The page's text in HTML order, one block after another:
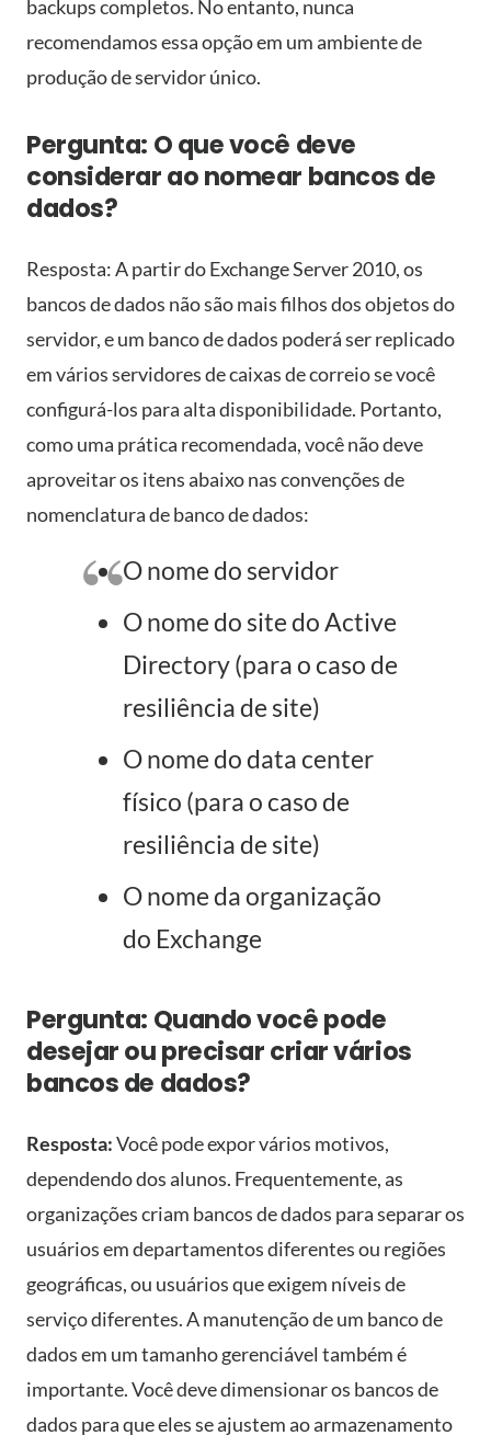
backups completos. No entanto, nunca
recomendamos essa opção em um ambiente de
produção de servidor único.
Pergunta: O que você deve
considerar ao nomear bancos de
dados?
Resposta: A partir do Exchange Server 2010, os
bancos de dados não são mais filhos dos objetos do
servidor, e um banco de dados poderá ser replicado
em vários servidores de caixas de correio se você
configurá-los para alta disponibilidade. Portanto,
como uma prática recomendada, você não deve
aproveitar os itens abaixo nas convenções de
nomenclatura de banco de dados:
O nome do servidor
O nome do site do Active
Directory (para o caso de
resiliência de site)
O nome do data center
físico (para o caso de
resiliência de site)
O nome da organização
do Exchange
Pergunta: Quando você pode
desejar ou precisar criar vários
bancos de dados?
Resposta:Você pode expor vários motivos,
dependendo dos alunos. Frequentemente, as
organizações criam bancos de dados para separar os
usuários em departamentos diferentes ou regiões
geográficas, ou usuários que exigem níveis de
serviço diferentes. A manutenção de um banco de
dados em um tamanho gerenciável também é
importante. Você deve dimensionar os bancos de
dados para que eles se ajustem ao armazenamento